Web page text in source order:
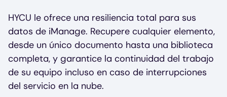
HYCU le ofrece una resiliencia total para sus
datos de iManage. Recupere cualquier elemento,
desde un único documento hasta una biblioteca
completa, y garantice la continuidad del trabajo
de su equipo incluso en caso de interrupciones
del servicio en la nube.